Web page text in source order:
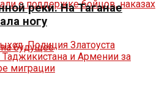
реки. На Таганае
ногу